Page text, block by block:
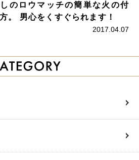
のロウマッチの簡単な火の付
。 男心をくすぐられます！
2017.04.07